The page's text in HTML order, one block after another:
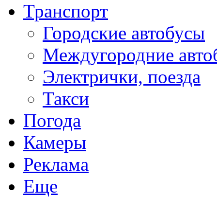
Транспорт
Городские автобусы
Междугородние
Электрички, поезда
Такси
Погода
Камеры
Реклама
Еще